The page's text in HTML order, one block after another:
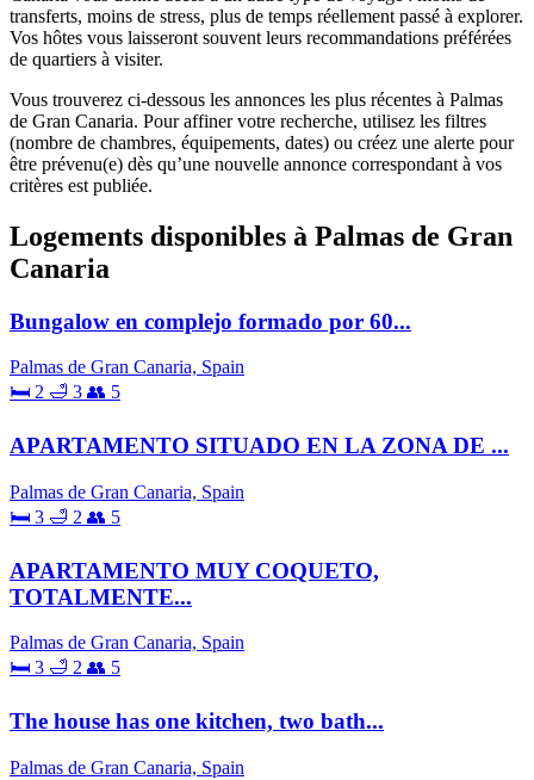
transferts, moins de stress, plus de temps réellement passé à explorer.
Vos hôtes vous laisseront souvent leurs recommandations préférées
de quartiers à visiter.
Vous trouverez ci-dessous les annonces les plus récentes à Palmas
de Gran Canaria. Pour affiner votre recherche, utilisez les filtres
(nombre de chambres, équipements, dates) ou créez une alerte pour
être prévenu(e) dès qu’une nouvelle annonce correspondant à vos
critères est publiée.
Logements disponibles à Palmas de Gran
Canaria
Bungalow en complejo formado por 60...
Palmas de Gran Canaria, Spain
🛏 2 🛁 3 👥 5
APARTAMENTO SITUADO EN LA ZONA DE ...
Palmas de Gran Canaria, Spain
🛏 3 🛁 2 👥 5
APARTAMENTO MUY COQUETO,
TOTALMENTE...
Palmas de Gran Canaria, Spain
🛏 3 🛁 2 👥 5
The house has one kitchen, two bath...
Palmas de Gran Canaria, Spain